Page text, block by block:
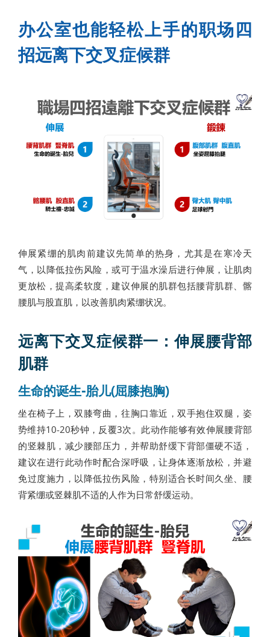
办公室也能轻松上手的职场四
招远离下交叉症候群
伸展紧绷的肌肉前建议先简单的热身，尤其是在寒冷天
气，以降低拉伤风险，或可于温水澡后进行伸展，让肌肉
更放松，提高柔软度，建议伸展的肌群包括腰背肌群、髂
腰肌与股直肌，以改善肌肉紧绷状况。
远离下交叉症候群一：伸展腰背部
肌群
生命的诞生-胎儿(屈膝抱胸)
坐在椅子上，双膝弯曲，往胸口靠近，双手抱住双腿，姿
势维持10-20秒钟，反覆3次。此动作能够有效伸展腰背部
的竖棘肌，减少腰部压力，并帮助舒缓下背部僵硬不适，
建议在进行此动作时配合深呼吸，让身体逐渐放松，并避
免过度施力，以降低拉伤风险，特别适合长时间久坐、腰
背紧绷或竖棘肌不适的人作为日常舒缓运动。